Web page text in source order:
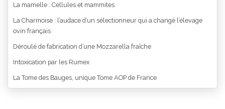
La mamelle : Cellules et mammites
La Charmoise : l’audace d’un sélectionneur qui a changé l’élevage
ovin français
Déroulé de fabrication d’une Mozzarella fraîche
Intoxication par les Rumex
La Tome des Bauges, unique Tome AOP de France